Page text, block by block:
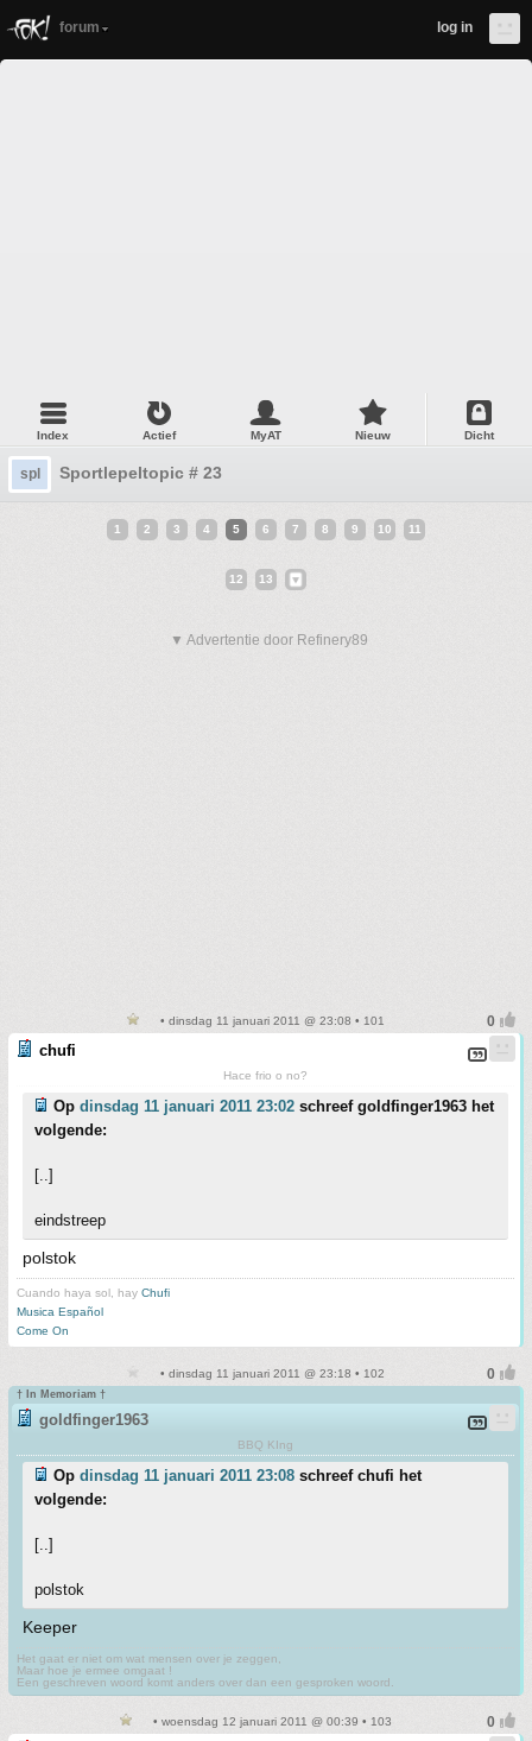
forum log in
Index Actief MyAT Nieuw Dicht
spl Sportlepeltopic # 23
1 2 3 4 5 6 7 8 9 10 11
12 13
▼ Advertentie door Refinery89
• dinsdag 11 januari 2011 @ 23:08 • 101
chufi
Hace frio o no?
Op dinsdag 11 januari 2011 23:02 schreef goldfinger1963 het
volgende:
[..]
eindstreep
polstok
Cuando haya sol, hay Chufi
Musica Español
Come On
• dinsdag 11 januari 2011 @ 23:18 • 102
† In Memoriam †
goldfinger1963
BBQ KIng
Op dinsdag 11 januari 2011 23:08 schreef chufi het
volgende:
[..]
polstok
Keeper
Het gaat er niet om wat mensen over je zeggen,
Maar hoe je ermee omgaat !
Een geschreven woord komt anders over dan een gesproken woord.
• woensdag 12 januari 2011 @ 00:39 • 103